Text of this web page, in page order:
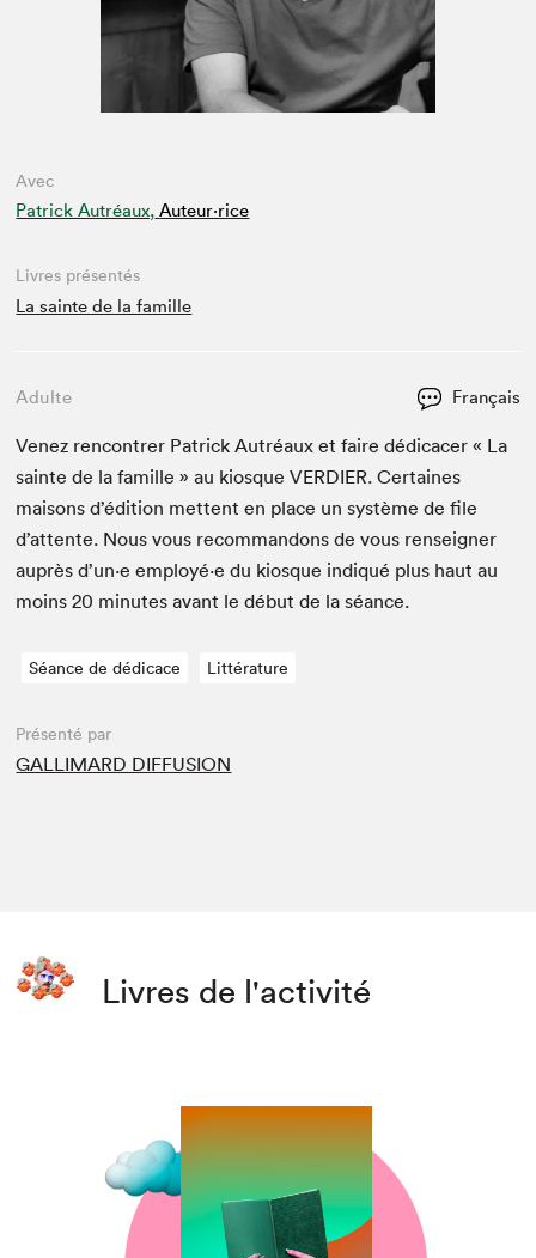
Avec
Patrick Autréaux, Auteur·rice
Livres présentés
La sainte de la famille
Adulte Français
Venez ren­con­tr­er Patrick Autréaux et faire dédi­cac­er « La
sainte de la famille » au kiosqueVERDIER. Cer­taines
maisons d’édi­tion met­tent en place un sys­tème de file
d’at­tente. Nous vous recom­man­dons de vous ren­seign­er
auprès d’un·e employé·e du kiosque indiqué plus haut au
moins20 min­utes avant le début de la séance.
Séance de dédicace Littérature
Présenté par
GALLIMARD DIFFUSION
Livres de l'activité